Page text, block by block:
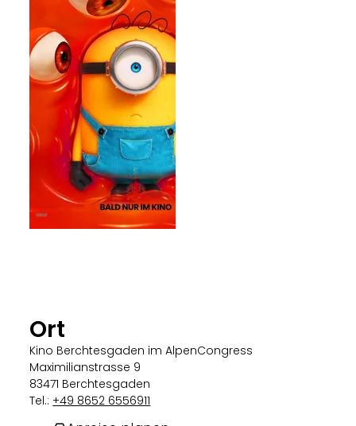
Ort
Kino Berchtesgaden im AlpenCongress
Maximilianstrasse 9
83471 Berchtesgaden
Tel.:+49 8652 6556911